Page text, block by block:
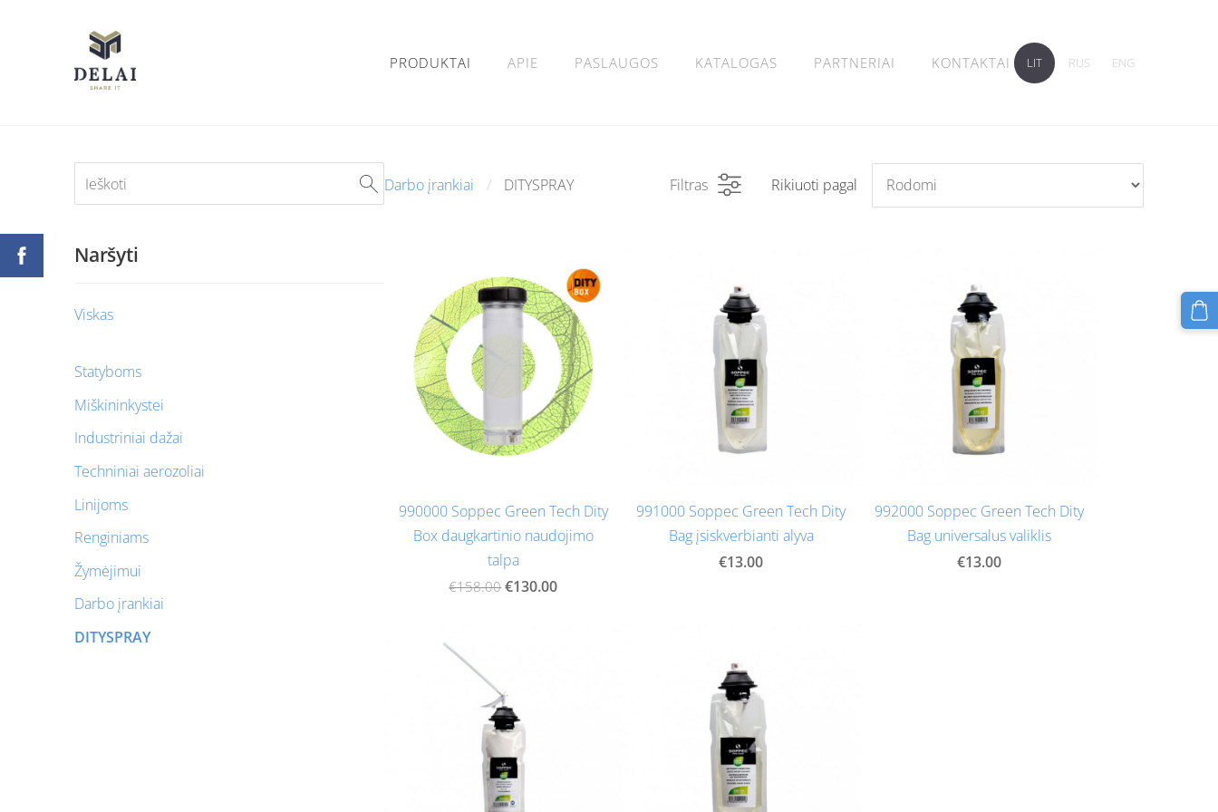
PRODUKTAI APIE PASLAUGOS KATALOGAS PARTNERIAI KONTAKTAI LIT RUS ENG
Naršyti
Viskas
Statyboms
Miškininkystei
Industriniai dažai
Techniniai aerozoliai
Linijoms
Renginiams
Žymėjimui
Darbo įrankiai
DITYSPRAY
Darbo įrankiai DITYSPRAY Filtras Rikiuoti pagal
990000 Soppec Green Tech Dity
Box daugkartinio naudojimo
talpa
€158.00 €130.00
991000 Soppec Green Tech Dity
Bag įsiskverbianti alyva
€13.00
992000 Soppec Green Tech Dity
Bag universalus valiklis
€13.00